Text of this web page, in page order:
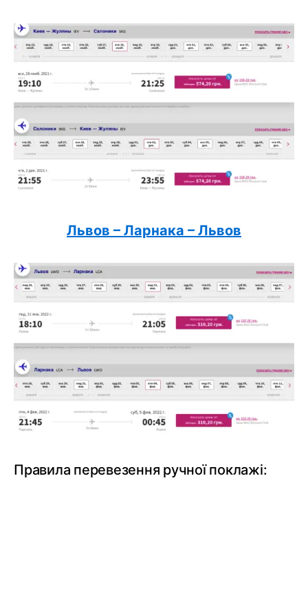
Львов – Ларнака – Львов
Правила перевезення ручної поклажі: